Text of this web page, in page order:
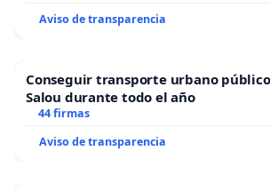
Aviso de transparencia
Conseguir transporte urbano
Salou durante todo el año
44 firmas
Aviso de transparencia